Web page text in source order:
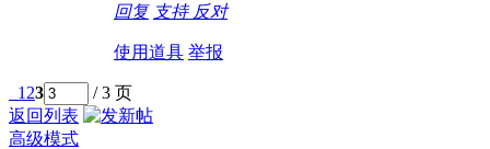
回复 支持 反对
使用道具 举报
1 23
/ 3 页
返回列表
高级模式